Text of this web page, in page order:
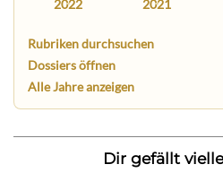
2022 2021
Rubriken durchsuchen
Dossiers öffnen
Alle Jahre anzeigen
Dir gefällt